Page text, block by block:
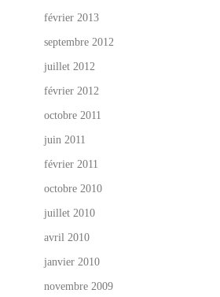
février 2013
septembre 2012
juillet 2012
février 2012
octobre 2011
juin 2011
février 2011
octobre 2010
juillet 2010
avril 2010
janvier 2010
novembre 2009